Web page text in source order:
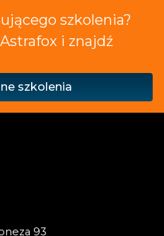
szkolenia?
i znajdź
szkolenia
93